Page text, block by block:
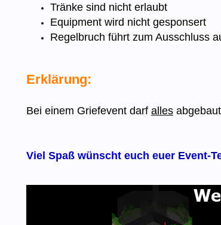
Tränke sind nicht erlaubt
Equipment wird nicht gesponsert
Regelbruch führt zum Ausschluss
Erklärung:
Bei einem Griefevent darf alles
Viel Spaß wünscht euch euer Event-